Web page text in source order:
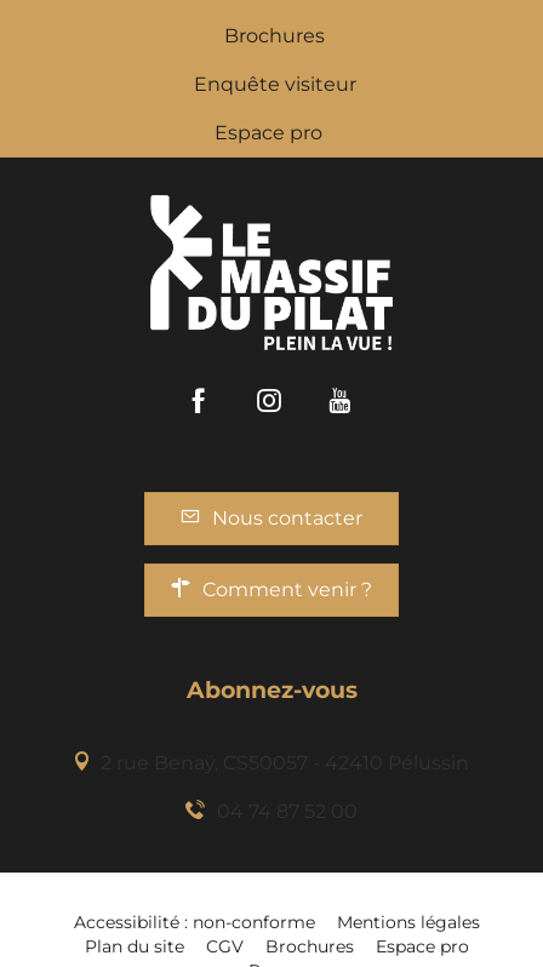
Brochures
Enquête visiteur
Espace pro
FacebookInstagram
Nous contacter
Comment venir ?
Abonnez-vous
Accessibilité : non-conforme
Mentions légales
Plan du site
CGV Brochures
Espace pro